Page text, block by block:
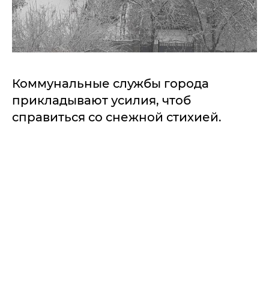
Коммунальные службы города
прикладывают усилия, чтоб
справиться со снежной стихией.